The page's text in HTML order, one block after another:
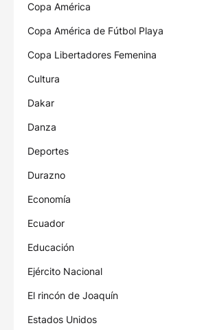
Copa América
Copa América de Fútbol Playa
Copa Libertadores Femenina
Cultura
Dakar
Danza
Deportes
Durazno
Economía
Ecuador
Educación
Ejército Nacional
El rincón de Joaquín
Estados Unidos